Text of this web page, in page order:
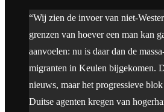
“Wij zien de invoer van niet-
grenzen van hoever een man kan
aanvoelen: nu is daar dan de
migranten in Keulen bijgekomen.
nieuws, maar het progressieve
Duitse agenten kregen van